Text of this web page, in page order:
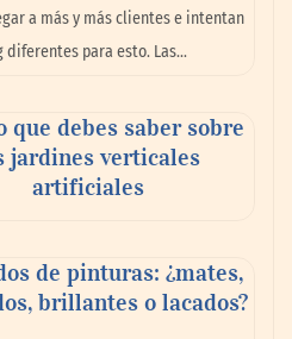
tensionadas abre
para propietarios e
a más y más clientes e intentan
diferentes para esto. Las…
que debes saber sobre
jardines verticales
artificiales
de pinturas: ¿mates,
brillantes o lacados?